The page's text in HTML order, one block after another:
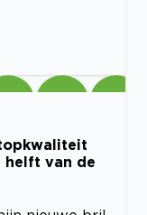
helft van de